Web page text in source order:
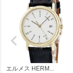
エルメス HERM...